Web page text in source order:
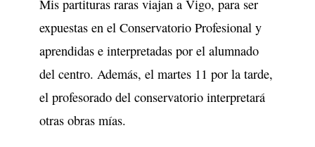
Mis partituras raras viajan a Vigo, para ser
expuestas en el Conservatorio Profesional y
aprendidas e interpretadas por el alumnado
del centro. Además, el martes 11 por la tarde,
el profesorado del conservatorio interpretará
otras obras mías.